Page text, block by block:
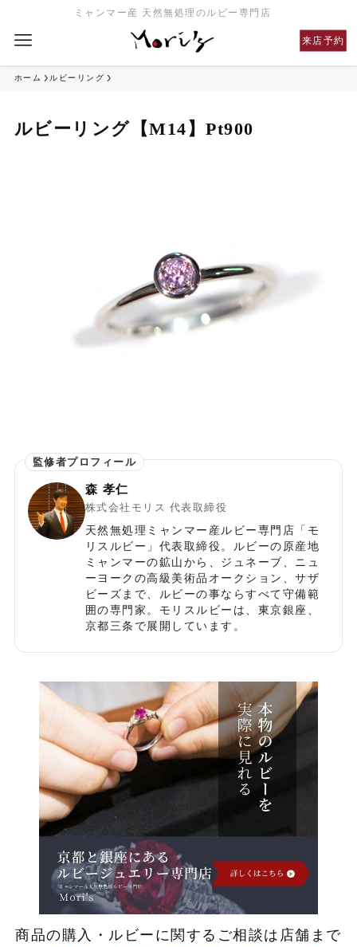
ミャンマー産 天然無処理のルビー専門店
来店予約
ホーム ルビーリング
ルビーリング【M14】Pt900
森 孝仁
株式会社モリス 代表取締役
天然無処理ミャンマー産ルビー専門店「モ
リスルビー」代表取締役。ルビーの原産地
ミャンマーの鉱山から、ジュネーブ、ニュ
ーヨークの高級美術品オークション、サザ
ビーズまで、ルビーの事ならすべて守備範
囲の専門家。モリスルビーは、東京銀座、
京都三条で展開しています。
商品の購入・ルビーに関するご相談は店舗まで